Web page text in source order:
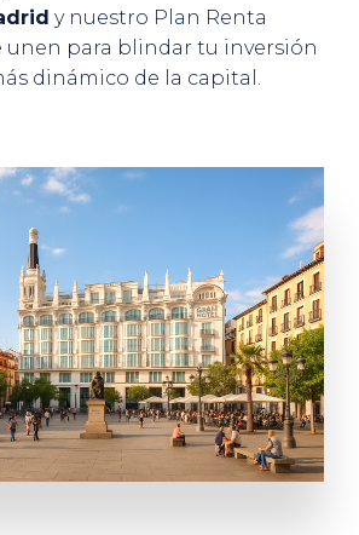
y nuestro Plan Renta
unen para blindar tu inversión
dinámico de la capital.